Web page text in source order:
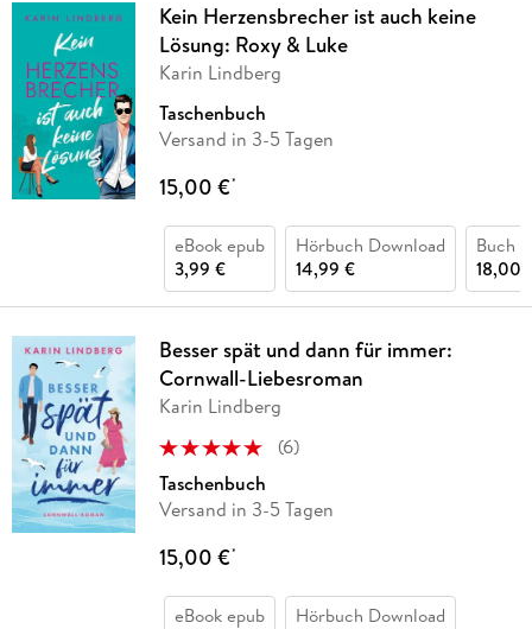
Kein Herzensbrecher ist auch keine
Lösung: Roxy & Luke
Karin Lindberg
Taschenbuch
Versand in 3-5 Tagen
15,00 €*
eBook epub
3,99 €
Hörbuch Download
14,99 €
Buch
18,00
Besser spät und dann für immer:
Cornwall-Liebesroman
Karin Lindberg
(6)
Taschenbuch
Versand in 3-5 Tagen
15,00 €*
eBook epub
Hörbuch Download